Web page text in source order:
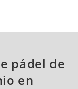
pádel de
en